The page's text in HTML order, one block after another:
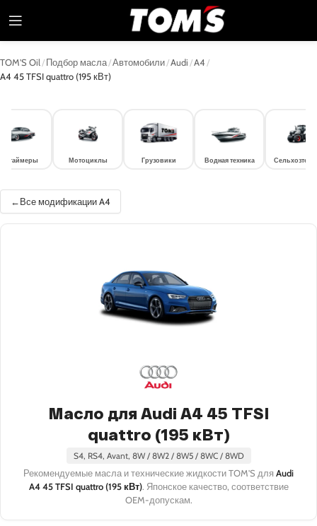
TOM'S Oil /Подбор масла/Автомобили/Audi /A4 /
A4 45 TFSI quattro (195 кВт)
Мотоциклы Грузовики Водная техника
Все модификации A4
Масло для Audi A4 45 TFSI
quattro (195 кВт)
S4, RS4, Avant, 8W / 8W2 / 8W5 / 8WC / 8WD
Рекомендуемые масла и технические жидкости TOM'S для Audi
A4 45 TFSI quattro (195 кВт). Японское качество, соответствие
OEM-допускам.